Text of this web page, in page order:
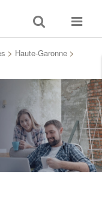
Toggle
search
Toggle
> Haute-Garonne >